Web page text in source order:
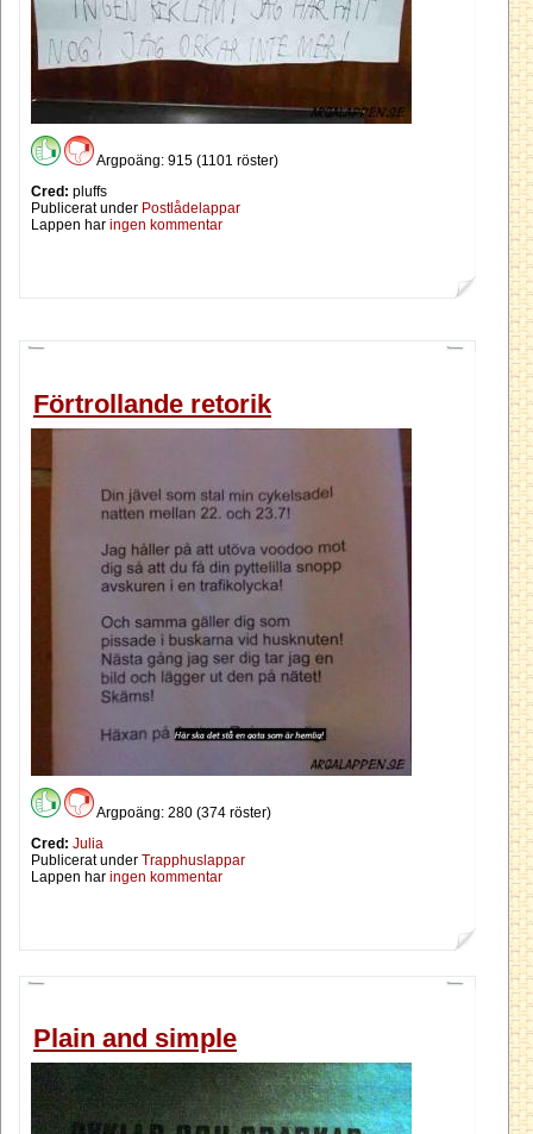
Argpoäng: 915 (1101 röster)
Cred: pluffs
Publicerat under Postlådelappar
Lappen har ingen kommentar
Förtrollande retorik
Argpoäng: 280 (374 röster)
Cred: Julia
Publicerat under Trapphuslappar
Lappen har ingen kommentar
Plain and simple